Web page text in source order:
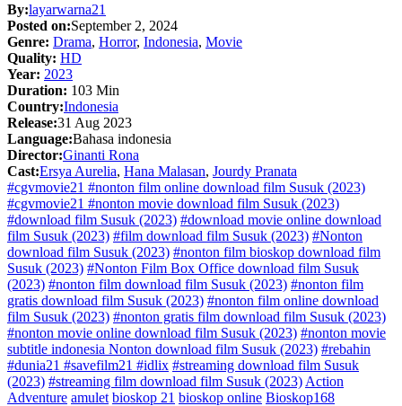
By:layarwarna21
Posted on:September 2, 2024
Genre: Drama, Horror, Indonesia, Movie
Quality: HD
Year: 2023
Duration: 103 Min
Country:Indonesia
Release:31 Aug 2023
Language:Bahasa indonesia
Director:Ginanti Rona
Cast:Ersya Aurelia, Hana Malasan, Jourdy Pranata
#cgvmovie21 #nonton film online download film Susuk (2023)
#cgvmovie21 #nonton movie download film Susuk (2023)
#download film Susuk (2023) #download movie online download
film Susuk (2023) #film download film Susuk (2023) #Nonton
download film Susuk (2023) #nonton film bioskop download film
Susuk (2023) #Nonton Film Box Office download film Susuk
(2023) #nonton film download film Susuk (2023) #nonton film
gratis download film Susuk (2023) #nonton film online download
film Susuk (2023) #nonton gratis film download film Susuk (2023)
#nonton movie online download film Susuk (2023) #nonton movie
subtitle indonesia Nonton download film Susuk (2023) #rebahin
#dunia21 #savefilm21 #idlix #streaming download film Susuk
(2023) #streaming film download film Susuk (2023) Action
Adventure amulet bioskop 21 bioskop online Bioskop168